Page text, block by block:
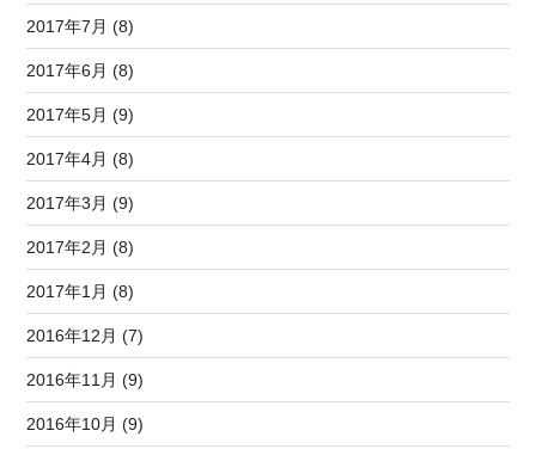
2017年7月 (8)
2017年6月 (8)
2017年5月 (9)
2017年4月 (8)
2017年3月 (9)
2017年2月 (8)
2017年1月 (8)
2016年12月 (7)
2016年11月 (9)
2016年10月 (9)